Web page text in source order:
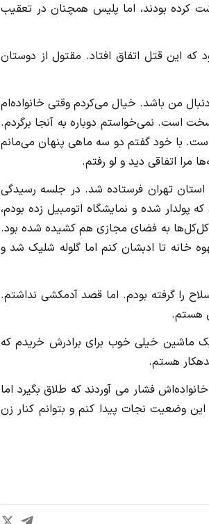
کرده بودند، اما پلیس همچنان در تعقیب
این قتل اتفاق افتاد. مقتول از دوستان
من باشد. خیال می‌کردم وقتی خانواده‌ام
است. نمی‌خواستم دوباره به آنجا برگردم.
با خود گفتم دو سه ماهی پنهان می‌مانم
اتفاقی دید و لو رفتم.
پرونده برای رسیدگی به شعبه 10 دادگاه کیفری استان تهران فرستاده شد. در جلسه رسیدگی
شده و نمایشگاه اتومبیل زده بودم،
به فضای مجازی هم کشیده شده بود.
خانه تا ادبشان کنم اما گلوله شلیک شد و
را گرفته بودم. اما قصد آدمکشی نداشتم.
هستم.
ماشین خیلی خوب برای برادرش خریدم که
هستم.
هم خانواده‌اش فشار می آوردند که طلاق بگیرد اما
وضعیت نجات پیدا کنم و بتوانم کنار زن